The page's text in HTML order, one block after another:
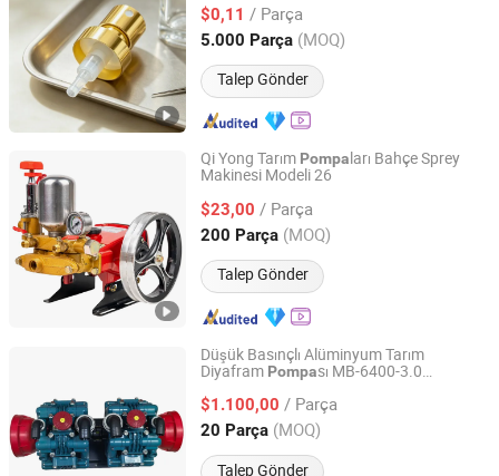
Kapağı Atomizatör Şişe
için nedir?
$0,11 / Parça
5.000 Parça (MOQ)
Talep Gönder
Zhejiang, China Fiyat 2020
Qi Yong Tarım Pompa ları Bahçe Sprey
Makinesi Modeli 26
$23,00 / Parça
200 Parça (MOQ)
Talep Gönder
Taizhou Luqiao Qiyong Agricultural Machinery Co., Ltd.
Zhejiang, China Fiyat 2005
Düşük Basınçlı Alüminyum Tarım
Diyafram Pompası MB-6400-3.0
$1.100,00 / Parça
20 Parça (MOQ)
Talep Gönder
Taizhou Jusheng Machinery Manufacturing Co., Ltd.
Zhejiang, China Fiyat 2025